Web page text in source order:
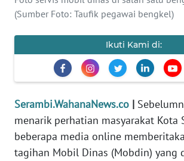
(Sumber Foto: Taufik pegawai bengkel)
Ikuti Kami di:
Serambi.WahanaNews.co |
menarik perhatian masyarakat Kota
beberapa media online
tagihan Mobil Dinas (Mobdin) yang
KAMI
INFO
TENTANG
PEDOMAN
MEDIA
SIBER